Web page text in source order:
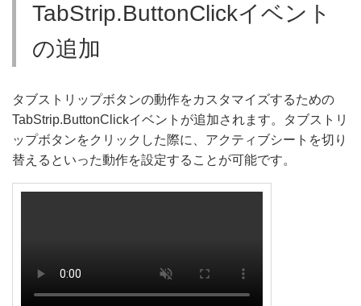
TabStrip.ButtonClickイベント
の追加
タブストリップボタンの動作をカスタマイズするための
TabStrip.ButtonClickイベントが追加されます。タブストリ
ップボタンをクリックした際に、アクティブシートを切り
替えるといった動作を設定することが可能です。